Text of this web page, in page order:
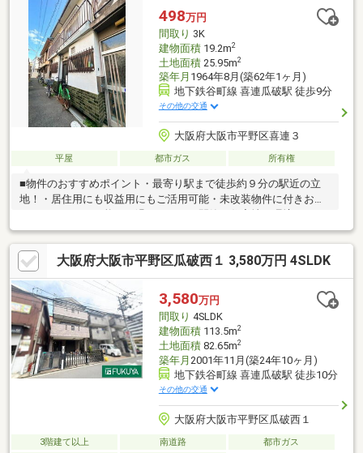
ム済み」 2024年3月以降に大規模なリフォーム工事しておりま
す。総工費3000万over！！すぐに活用可能♪
498万円
間取り 3K
建物面積19.2m2
土地面積25.95m2
築年月 1964年8月(築62年1ヶ月)
地下鉄谷町線 喜連瓜破駅 徒歩9分
その他の交通
大阪府大阪市平野区喜連３
平屋 都市ガス 所有権
■物件のおすすめポイント・最寄り駅まで徒歩約９分の駅近の立
地！・居住用にも収益用にもご活用可能・未改装物件に付きお好
パー、コンビニが徒歩約６分の距離・ショッピングセンターが徒
歩１１分の距離で買い物便利な立地です■周辺施設案内・万代平
野流町店：約450ｍ（徒歩6分）・ローソン平野喜連一丁目店：約
450ｍ（徒歩6分）・平野喜連郵便局：約400ｍ（徒歩6分）・イオ
ン喜連瓜破ショッピングセンター：約750ｍ（徒歩11分） 等■そ
の他・再建築不可・増築未登記部分有
大阪府大阪市平野区瓜破西１ 3,580万円 4SLDK
3,580万円
間取り 4SLDK
建物面積113.5m2
土地面積82.65m2
築年月 2001年11月(築24年10ヶ月)
地下鉄谷町線 喜連瓜破駅 徒歩10分
その他の交通
大阪府大阪市平野区瓜破西１
3階建て以上 南道路
都市ガス